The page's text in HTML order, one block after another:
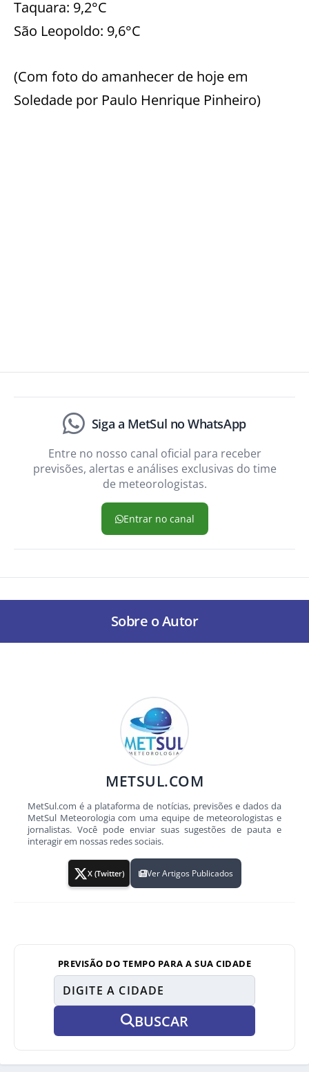
Taquara: 9,2°C
São Leopoldo: 9,6°C
(Com foto do amanhecer de hoje em
Soledade por Paulo Henrique Pinheiro)
Siga a MetSul no WhatsApp
Entre no nosso canal oficial para receber
previsões, alertas e análises exclusivas do time
de meteorologistas.
Entrar no canal
Sobre o Autor
METSUL.COM
MetSul.com é a plataforma de notícias, previsões e dados da
MetSul Meteorologia com uma equipe de meteorologistas e
jornalistas. Você pode enviar suas sugestões de pauta e
interagir em nossas redes sociais.
X (Twitter) Ver Artigos Publicados
PREVISÃO DO TEMPO PARA A SUA CIDADE
BUSCAR